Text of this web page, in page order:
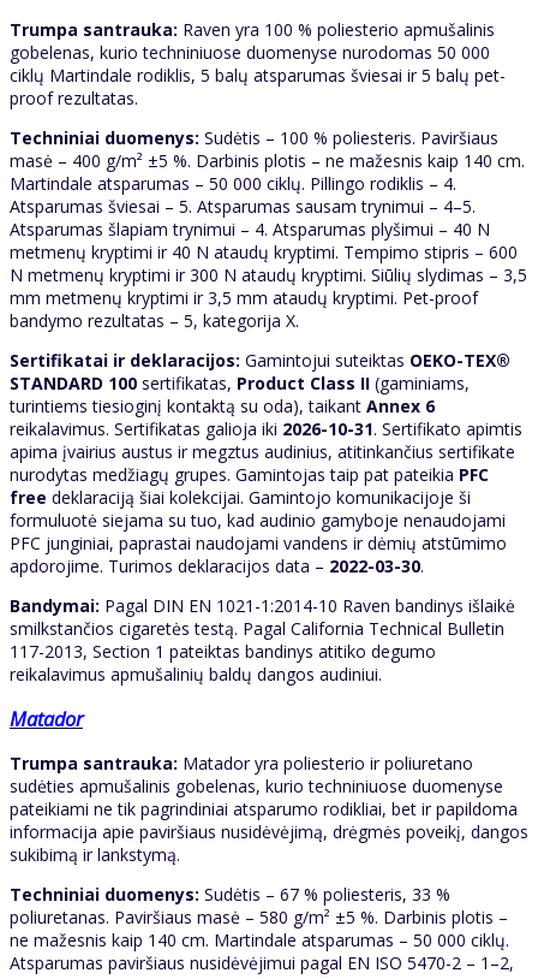
Trumpa santrauka: Raven yra 100 % poliesterio apmušalinis
gobelenas, kurio techniniuose duomenyse nurodomas 50 000
ciklų Martindale rodiklis, 5 balų atsparumas šviesai ir 5 balų pet-
proof rezultatas.
Techniniai duomenys: Sudėtis – 100 % poliesteris. Paviršiaus
masė – 400 g/m² ±5 %. Darbinis plotis – ne mažesnis kaip 140 cm.
Martindale atsparumas – 50 000 ciklų. Pillingo rodiklis – 4.
Atsparumas šviesai – 5. Atsparumas sausam trynimui – 4–5.
Atsparumas šlapiam trynimui – 4. Atsparumas plyšimui – 40 N
metmenų kryptimi ir 40 N ataudų kryptimi. Tempimo stipris – 600
N metmenų kryptimi ir 300 N ataudų kryptimi. Siūlių slydimas – 3,5
mm metmenų kryptimi ir 3,5 mm ataudų kryptimi. Pet-proof
bandymo rezultatas – 5, kategorija X.
Sertifikatai ir deklaracijos: Gamintojui suteiktas OEKO-TEX®
STANDARD 100 sertifikatas, Product Class II (gaminiams,
turintiems tiesioginį kontaktą su oda), taikant Annex 6
reikalavimus. Sertifikatas galioja iki 2026-10-31. Sertifikato apimtis
apima įvairius austus ir megztus audinius, atitinkančius sertifikate
nurodytas medžiagų grupes. Gamintojas taip pat pateikia PFC
free deklaraciją šiai kolekcijai. Gamintojo komunikacijoje ši
formuluotė siejama su tuo, kad audinio gamyboje nenaudojami
PFC junginiai, paprastai naudojami vandens ir dėmių atstūmimo
apdorojime. Turimos deklaracijos data – 2022-03-30.
Bandymai: Pagal DIN EN 1021-1:2014-10 Raven bandinys išlaikė
smilkstančios cigaretės testą. Pagal California Technical Bulletin
117-2013, Section 1 pateiktas bandinys atitiko degumo
reikalavimus apmušalinių baldų dangos audiniui.
Matador
Trumpa santrauka: Matador yra poliesterio ir poliuretano
sudėties apmušalinis gobelenas, kurio techniniuose duomenyse
pateikiami ne tik pagrindiniai atsparumo rodikliai, bet ir papildoma
informacija apie paviršiaus nusidėvėjimą, drėgmės poveikį, dangos
sukibimą ir lankstymą.
Techniniai duomenys: Sudėtis – 67 % poliesteris, 33 %
poliuretanas. Paviršiaus masė – 580 g/m² ±5 %. Darbinis plotis –
ne mažesnis kaip 140 cm. Martindale atsparumas – 50 000 ciklų.
Atsparumas paviršiaus nusidėvėjimui pagal EN ISO 5470-2 – 1–2,